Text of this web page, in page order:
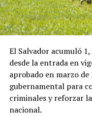
El Salvador acumuló
desde la entrada en
aprobado en marzo
gubernamental para
criminales y reforzar
nacional.